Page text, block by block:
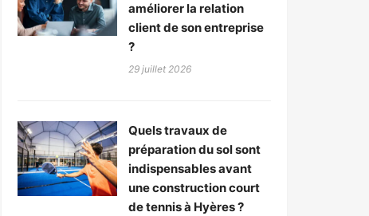
améliorer la relation
client de son entreprise
?
29 juillet 2026
Quels travaux de
préparation du sol sont
indispensables avant
une construction court
de tennis à Hyères ?